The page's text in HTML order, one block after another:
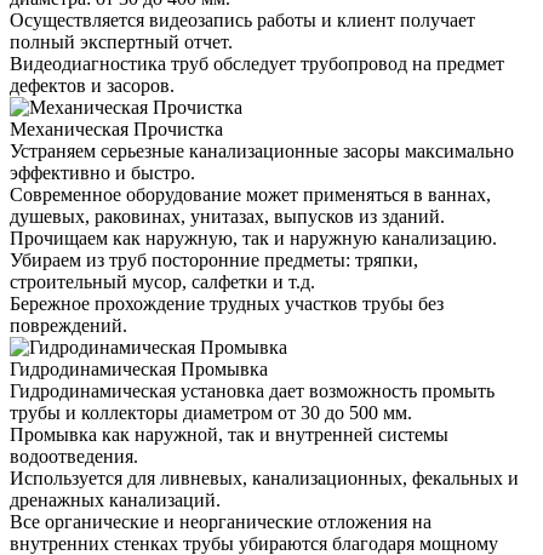
Осуществляется видеозапись работы и клиент получает
полный экспертный отчет.
Видеодиагностика труб обследует трубопровод на предмет
дефектов и засоров.
Механическая Прочистка
Устраняем серьезные канализационные засоры максимально
эффективно и быстро.
Современное оборудование может применяться в ваннах,
душевых, раковинах, унитазах, выпусков из зданий.
Прочищаем как наружную, так и наружную канализацию.
Убираем из труб посторонние предметы: тряпки,
строительный мусор, салфетки и т.д.
Бережное прохождение трудных участков трубы без
повреждений.
Гидродинамическая Промывка
Гидродинамическая установка дает возможность промыть
трубы и коллекторы диаметром от 30 до 500 мм.
Промывка как наружной, так и внутренней системы
водоотведения.
Используется для ливневых, канализационных, фекальных и
дренажных канализаций.
Все органические и неорганические отложения на
внутренних стенках трубы убираются благодаря мощному